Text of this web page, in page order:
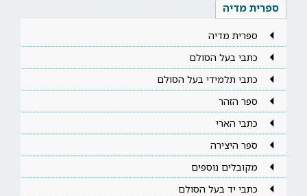
ספרית מדיה
ספרית מדיה
כתבי בעל הסולם
כתבי תלמידי בעל הסולם
ספר הזהר
כתבי הארי
ספר היצירה
מקובלים נוספים
כתבי יד בעל הסולם